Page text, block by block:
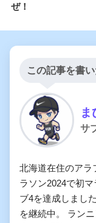
ぜ！
この記事を書
ま
サ
北海道在住のアラ
ラソン2024で初
ブ4を達成しまし
を継続中。 ラン